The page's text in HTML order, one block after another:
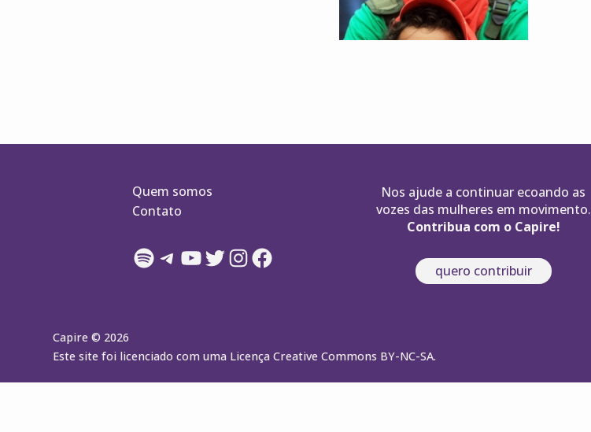
Quem somos
Contato
Spotify
Telegram
YouTube
Twitter
Instagram
Facebook
Nos ajude a continuar ecoando as
vozes das mulheres em movimento.
Contribua com o Capire!
quero contribuir
Capire © 2026
Este site foi licenciado com uma Licença Creative Commons BY-NC-SA.